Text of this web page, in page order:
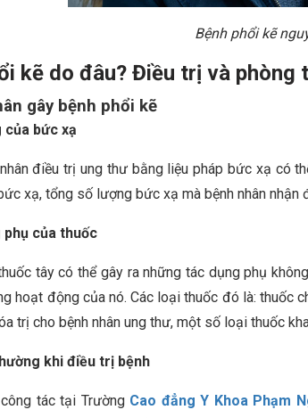
Bệnh phổi kẽ
kẽ do đâu? Điều trị và phòng
gây bệnh phổi kẽ
của bức xạ
điều trị ung thư bằng liệu pháp bức xạ có
xạ, tổng số lượng bức xạ mà bệnh nhân nhận
phụ của thuốc
tây có thể gây ra những tác dụng phụ
hoạt động của nó. Các loại thuốc đó là: thuốc
trị cho bệnh nhân ung thư, một số loại thuốc
khi điều trị bệnh
tác tại Trường Cao đẳng Y Khoa Phạm